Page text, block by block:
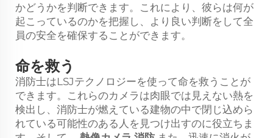
かどうかを判断できます。これにより、彼らは何が
起こっているのかを把握し、より良い判断をして全
員の安全を確保することができます。
命を救う
消防士はLSJテクノロジーを使って命を救うことが
できます。これらのカメラは肉眼では見えない熱を
検出し、消防士が燃えている建物の中で閉じ込めら
れている可能性のある人を見つけ出すのに役立ちま